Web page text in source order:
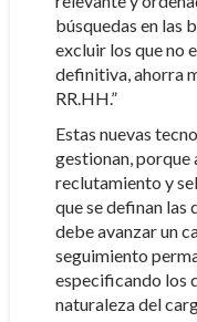
búsquedas en las
excluir los que no
definitiva, ahorra
RR.HH.”
Estas nuevas
gestionan,
reclutamiento y
que se definan las
debe avanzar un
seguimiento
especificando los
naturaleza del